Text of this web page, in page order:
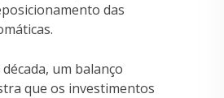
das
um balanço
que os investimentos